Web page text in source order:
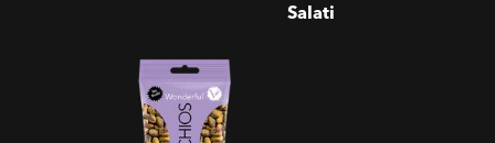
Salati
Pistacchi
Sgusciati Sale
& Pepe